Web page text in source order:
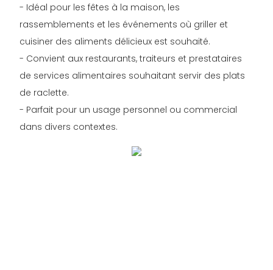
- Idéal pour les fêtes à la maison, les
rassemblements et les événements où griller et
cuisiner des aliments délicieux est souhaité.
- Convient aux restaurants, traiteurs et prestataires
de services alimentaires souhaitant servir des plats
de raclette.
- Parfait pour un usage personnel ou commercial
dans divers contextes.